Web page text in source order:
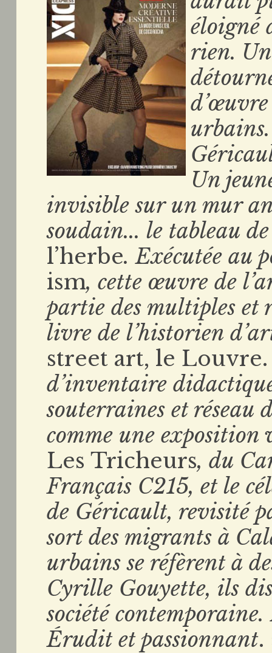
éloigné
rien.
Un
invisible sur un mur
soudain... le tableau
l’herbe. Exécutée au
ism, cette œuvre de
partie des multiples et
livre de l’historien
street art, le
d’inventaire
souterraines et réseau
comme une
Les Tricheurs, du
Français C215, et le
de Géricault, revisité
sort des migrants à
urbains se réfèrent à
Cyrille Gouyette, ils
société
Érudit et passionnant.